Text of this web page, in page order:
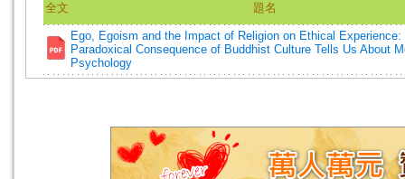
全文 題名
Ego, Egoism and the Impact of Religion on Ethical Experience:
Paradoxical Consequence of Buddhist Culture Tells Us About
Psychology